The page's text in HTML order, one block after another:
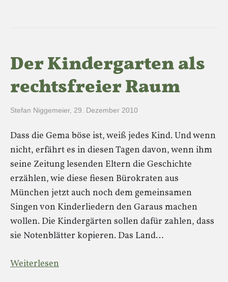
Der Kindergarten als
rechtsfreier Raum
Stefan Niggemeier, 29. Dezember 2010
Dass die Gema böse ist, weiß jedes Kind. Und wenn
nicht, erfährt es in diesen Tagen davon, wenn ihm
seine Zeitung lesenden Eltern die Geschichte
erzählen, wie diese fiesen Bürokraten aus
München jetzt auch noch dem gemeinsamen
Singen von Kinderliedern den Garaus machen
wollen. Die Kindergärten sollen dafür zahlen, dass
sie Notenblätter kopieren. Das Land…
Weiterlesen